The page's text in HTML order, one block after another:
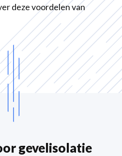
deze voordelen van
gevelisolatie